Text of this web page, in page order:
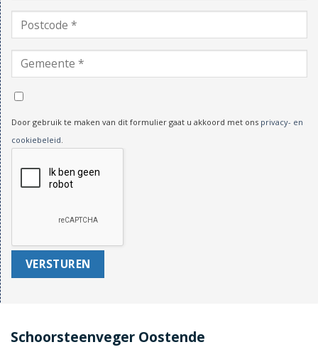
Door gebruik te maken van dit formulier gaat u akkoord met ons privacy- en
cookiebeleid.
Schoorsteenveger Oostende